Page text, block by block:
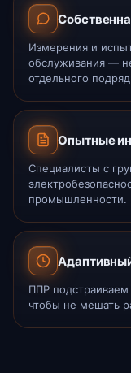
Измерения и
обслуживания —
отдельного
Опытные
Специалисты с
промышленности.
ППР
чтобы не мешать